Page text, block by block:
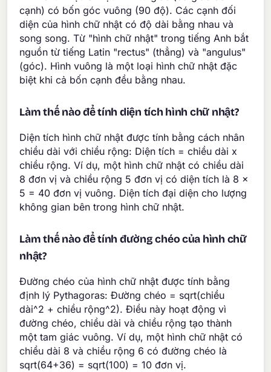
cạnh) có bốn góc vuông (90 độ). Các cạnh đối
diện của hình chữ nhật có độ dài bằng nhau và
song song. Từ "hình chữ nhật" trong tiếng Anh bắt
nguồn từ tiếng Latin "rectus" (thẳng) và "angulus"
(góc). Hình vuông là một loại hình chữ nhật đặc
biệt khi cả bốn cạnh đều bằng nhau.
Làm thế nào để tính diện tích hình chữ nhật?
Diện tích hình chữ nhật được tính bằng cách nhân
chiều dài với chiều rộng: Diện tích = chiều dài x
chiều rộng. Ví dụ, một hình chữ nhật có chiều dài
8 đơn vị và chiều rộng 5 đơn vị có diện tích là 8 x
5 = 40 đơn vị vuông. Diện tích đại diện cho lượng
không gian bên trong hình chữ nhật.
Làm thế nào để tính đường chéo của hình chữ
nhật?
Đường chéo của hình chữ nhật được tính bằng
định lý Pythagoras: Đường chéo = sqrt(chiều
dài^2 + chiều rộng^2). Điều này hoạt động vì
đường chéo, chiều dài và chiều rộng tạo thành
một tam giác vuông. Ví dụ, một hình chữ nhật có
chiều dài 8 và chiều rộng 6 có đường chéo là
sqrt(64+36) = sqrt(100) = 10 đơn vị.